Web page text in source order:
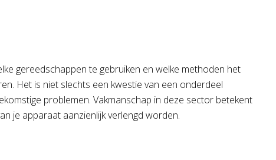
gereedschappen te gebruiken en welke methoden het
Het is niet slechts een kwestie van een onderdeel
problemen. Vakmanschap in deze sector betekent
je apparaat aanzienlijk verlengd worden.